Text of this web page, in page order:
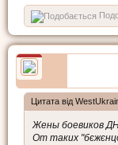
Цитата від
Жены боевиков
От таких